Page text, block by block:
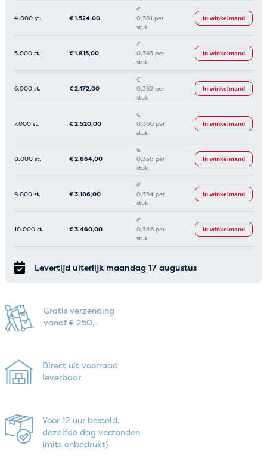
4.000 st. €1.524,00
€
0,381 per
stuk
In winkelmand
5.000 st. €1.815,00
€
0,363 per
stuk
In winkelmand
6.000 st. €2.172,00
€
0,362 per
stuk
In winkelmand
7.000 st. €2.520,00
€
0,360 per
stuk
In winkelmand
8.000 st. €2.864,00
€
0,358 per
stuk
In winkelmand
9.000 st. €3.186,00
€
0,354 per
stuk
In winkelmand
10.000 st. €3.460,00
€
0,346 per
stuk
In winkelmand
Levertijd uiterlijk maandag 17 augustus
Gratis verzending
vanaf € 250,-
Direct uit voorraad
leverbaar
Voor 12 uur besteld,
dezelfde dag verzonden
(mits onbedrukt)